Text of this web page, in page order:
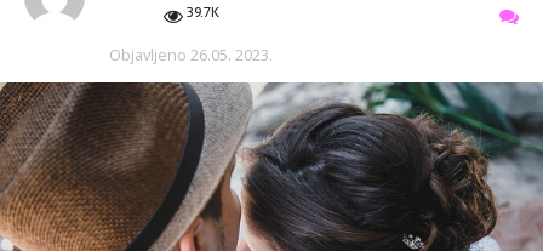
39.7K
Objavljeno 26.05. 2023.